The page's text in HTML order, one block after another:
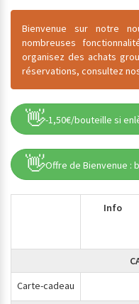
Bienvenue sur notre
nombreuses
organisez des achats
réservations, consultez
👋-1,50€/bouteille si
👋Offre de Bienvenue :
Info
Carte-cadeau